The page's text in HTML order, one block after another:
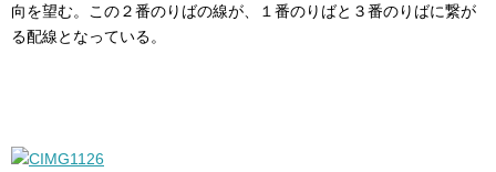
向を望む。この２番のりばの線が、１番のりばと３番のりばに繋が
る配線となっている。